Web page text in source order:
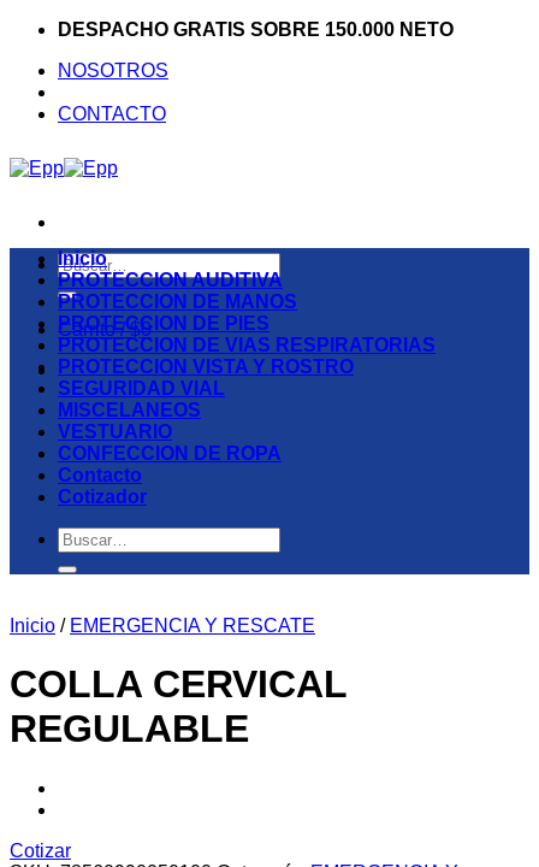
Saltar
contenido
DESPACHO GRATIS SOBRE 150.000 NETO
NOSOTROS
CONTACTO
Buscar
por:
Carrito /$0
Inicio
PROTECCION AUDITIVA
PROTECCION DE MANOS
PROTECCION DE PIES
PROTECCION DE VIAS RESPIRATORIAS
PROTECCION VISTA Y ROSTRO
SEGURIDAD VIAL
MISCELANEOS
VESTUARIO
CONFECCION DE ROPA
Contacto
Cotizador
Buscar
por:
Inicio / EMERGENCIA Y RESCATE
COLLA CERVICAL
REGULABLE
Cotizar